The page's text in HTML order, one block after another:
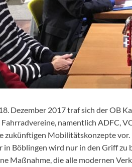
Dezember 2017 traf sich der OB
namentlich ADFC,
zukünftigen Mobilitätskonzepte
in Böblingen wird nur in den Griff
Maßnahme, die alle modernen